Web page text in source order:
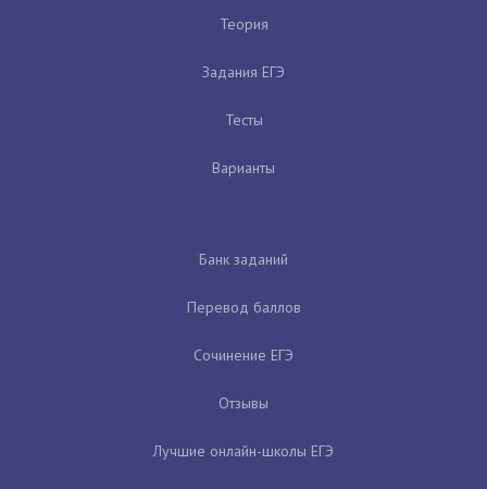
Теория
Задания ЕГЭ
Тесты
Варианты
Банк заданий
Перевод баллов
Сочинение ЕГЭ
Отзывы
Лучшие онлайн-школы ЕГЭ